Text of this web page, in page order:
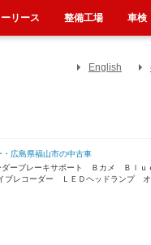
English
・広島県福山市の中古車
ブレーキサポート Ｂカメ Ｂｌｕｅ
レコーダー ＬＥＤヘッドランプ オ
リース 整備工場 車検